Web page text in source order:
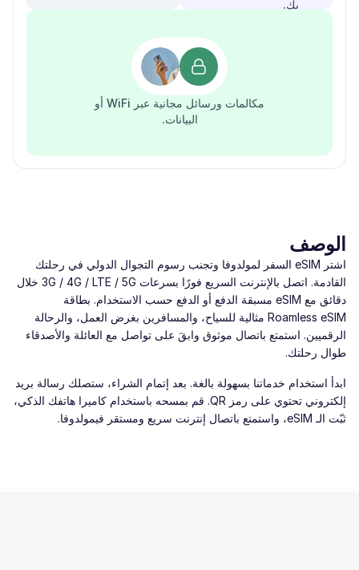
بك.
مكالمات ورسائل مجانية عبر WiFi أو
البيانات.
الوصف
اشتر eSIM السفر لمولدوفا وتجنب رسوم التجوال الدولي في رحلتك
القادمة. اتصل بالإنترنت السريع فورًا بسرعات ‎3G / 4G / LTE / 5G‎ خلال
دقائق مع eSIM مسبقة الدفع أو الدفع حسب الاستخدام. بطاقة
Roamless eSIM مثالية للسياح، والمسافرين بغرض العمل، والرحالة
الرقميين. استمتع باتصال موثوق وابقَ على تواصل مع العائلة والأصدقاء
طوال رحلتك.
ابدأ استخدام خدماتنا بسهولة بالغة. بعد إتمام الشراء، ستصلك رسالة بريد
إلكتروني تحتوي على رمز QR. قم بمسحه باستخدام كاميرا هاتفك الذكي،
ثبّت الـ eSIM، واستمتع باتصال إنترنت سريع ومستقر فيمولدوفا.